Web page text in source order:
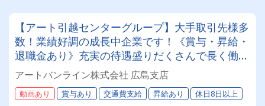
【アート引越センターグループ】大手取引先様多
数！業績好調の成長中企業です！《賞与・昇給・
退職金あり》充実の待遇盛りだくさんで長く働け
ます！《2tドライバー》★未経験ＯＫ★仕事とプ
ライベートの両立が叶う環境です♪【紹介者制度
あり！】
アートバンライン株式会社 広島支店
動画あり 賞与あり 交通費支給 昇給あり 休日8日以上